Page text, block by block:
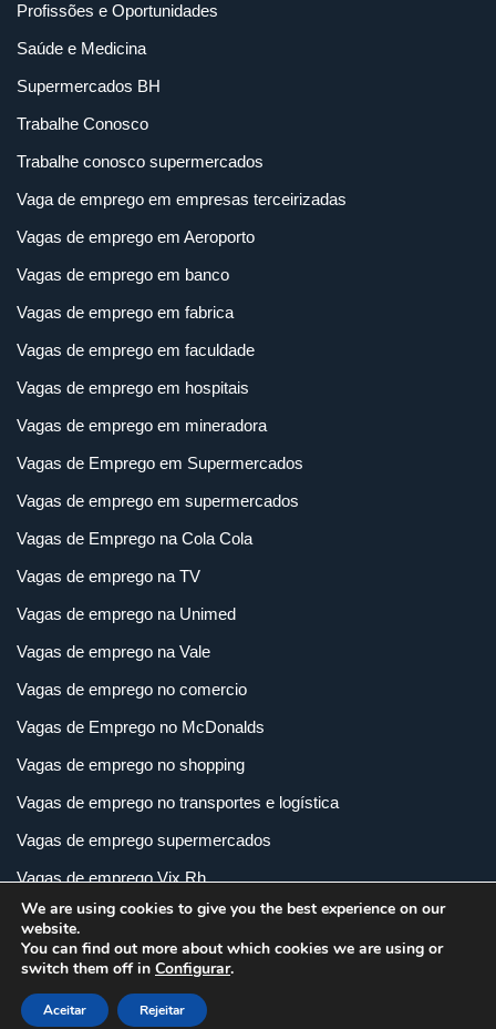
Profissões e Oportunidades
Saúde e Medicina
Supermercados BH
Trabalhe Conosco
Trabalhe conosco supermercados
Vaga de emprego em empresas terceirizadas
Vagas de emprego em Aeroporto
Vagas de emprego em banco
Vagas de emprego em fabrica
Vagas de emprego em faculdade
Vagas de emprego em hospitais
Vagas de emprego em mineradora
Vagas de Emprego em Supermercados
Vagas de emprego em supermercados
Vagas de Emprego na Cola Cola
Vagas de emprego na TV
Vagas de emprego na Unimed
Vagas de emprego na Vale
Vagas de emprego no comercio
Vagas de Emprego no McDonalds
Vagas de emprego no shopping
Vagas de emprego no transportes e logística
Vagas de emprego supermercados
Vagas de emprego Vix Rh
Vagas de empregos em imobiliária
Vagas de empregos em loja
Vagas de empregos na indústria
We are using cookies to give you the best experience on our
website.
You can find out more about which cookies we are using or
switch them off in Configurar.
Aceitar Rejeitar